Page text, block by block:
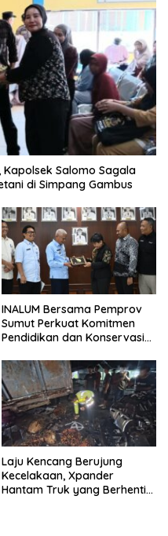
Kapolsek Salomo Sagala
di Simpang Gambus
INALUM Bersama Pemprov
Sumut Perkuat Komitmen
Pendidikan dan Konservasi
Laju Kencang Berujung
Kecelakaan, Xpander
Hantam Truk yang Berhenti